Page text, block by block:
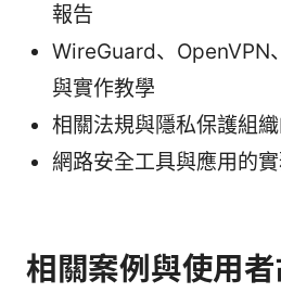
報告
WireGuard、OpenVPN
與實作教學
相關法規與隱私保護組
網路安全工具與應用的
相關案例與使用